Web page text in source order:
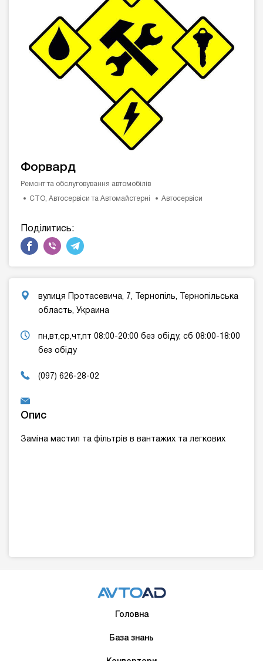
Форвард
Ремонт та обслуговування автомобілів
СТО, Автосервіси та Автомайстерні Автосервіси
Поділитись:
вулиця Протасевича, 7, Тернопіль, Тернопільська
область, Украина
пн,вт,ср,чт,пт 08:00-20:00 без обіду, сб 08:00-18:00
без обіду
(097) 626-28-02
Опис
Заміна мастил та фільтрів в вантажих та легкових
Головна
База знань